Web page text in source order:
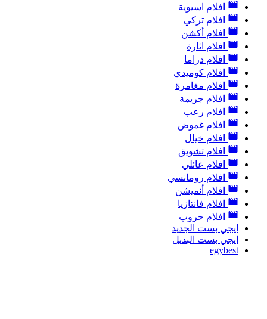
افلام اسيوية
افلام تركي
افلام أكشن
افلام اثارة
افلام دراما
افلام كوميدي
افلام مغامرة
افلام جريمة
افلام رعب
افلام غموض
افلام خيال
افلام تشويق
افلام عائلي
افلام رومانسي
افلام أنميشن
افلام فانتازيا
افلام حروب
ايجي بست الجديد
ايجي بست البديل
egybest